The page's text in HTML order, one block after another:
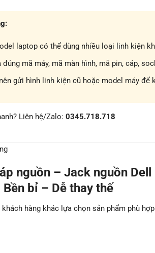
laptop có thể dùng nhiều loại linh kiện
đúng mã máy, mã màn hình, mã pin, cáp,
gửi hình linh kiện cũ hoặc model máy để
Liên hệ/Zalo: 0345.718.718
nguồn – Jack nguồn
bỉ – Dễ thay thế
hàng khác lựa chọn sản phẩm phù